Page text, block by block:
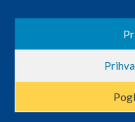
se razlikovati od cijena u
i točniji opis i sliku. Unatoč
nastale u opisu proizvoda,
cijena.